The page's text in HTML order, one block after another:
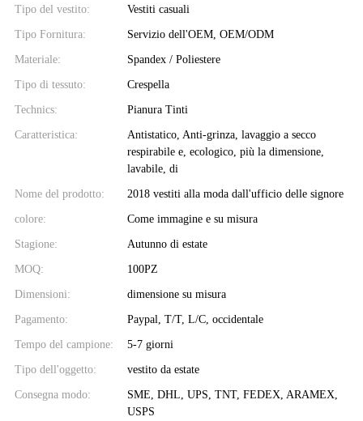
Tipo del vestito: Vestiti casuali
Tipo Fornitura: Servizio dell'OEM, OEM/ODM
Materiale: Spandex / Poliestere
Tipo di tessuto: Crespella
Technics: Pianura Tinti
Caratteristica:
Antistatico, Anti-grinza, lavaggio a secco
respirabile e, ecologico, più la dimensione,
lavabile, di
Nome del prodotto: 2018 vestiti alla moda dall'ufficio delle signore
colore: Come immagine e su misura
Stagione: Autunno di estate
MOQ: 100PZ
Dimensioni: dimensione su misura
Pagamento: Paypal, T/T, L/C, occidentale
Tempo del campione: 5-7 giorni
Tipo dell'oggetto: vestito da estate
Consegna modo:
SME, DHL, UPS, TNT, FEDEX, ARAMEX,
USPS